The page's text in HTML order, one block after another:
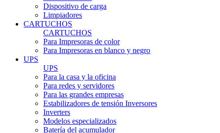
Dispositivo de carga
Limpiadores
CARTUCHOS
CARTUCHOS
Para Impresoras de color
Para Impresoras en blanco y negro
UPS
UPS
Para la casa y la oficina
Para redes y servidores
Para las grandes empresas
Estabilizadores de tensión Inversores
Inverters
Modelos especializados
Batería del acumulador